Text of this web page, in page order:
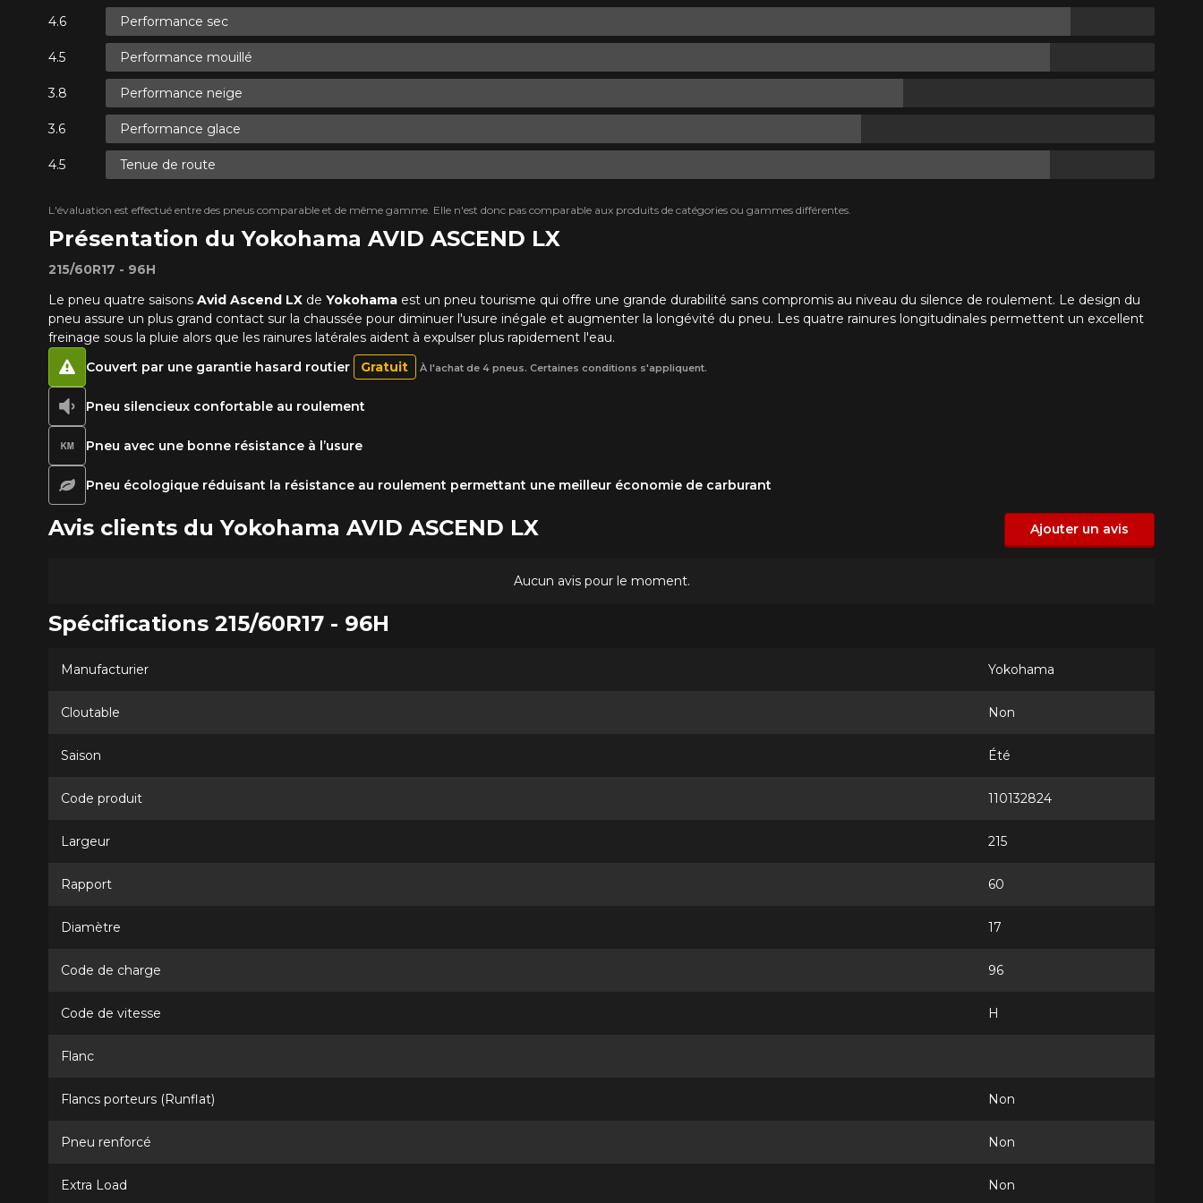
Présentation du Yokohama AVID ASCEND LX
215/60R17 - 96H
Le pneu quatre saisons Avid Ascend LXde Yokohama est un pneu tourisme qui offre une grande durabilité sans compromis au niveau du silence de roulement. Le design du
pneu assure un plus grand contact sur la chaussée pour diminuer l'usure inégale et augmenter la longévité du pneu. Les quatre rainures longitudinales permettent un excellent
freinage sous la pluie alors que les rainures latérales aident à expulser plus rapidement l'eau.
Performance sec
Performance mouillé
Performance neige
Performance glace
Tenue de route
L'évaluation est effectué entre des pneus comparable et de même gamme. Elle n'est donc pas comparable aux produits de catégories ou gammes différentes.
Pneu silencieux confortable au roulement
Pneu avec une bonne résistance à l’usure
Pneu écologique réduisant la résistance au roulement permettant une meilleur économie de carburant
Couvert par une garantie hasard routier Gratuit À l'achat de 4 pneus. Certaines conditions s'appliquent.
Avis clients du Yokohama AVID ASCEND LX Ajouter un avis
Aucun avis pour le moment.
Spécifications 215/60R17 - 96H
Manufacturier Yokohama
Cloutable Non
Saison Été
Code produit 110132824
Largeur 215
Rapport 60
Diamètre 17
Code de charge 96
Code de vitesse H
Flanc
Flancs porteurs (Runflat) Non
Pneu renforcé Non
Extra Load Non